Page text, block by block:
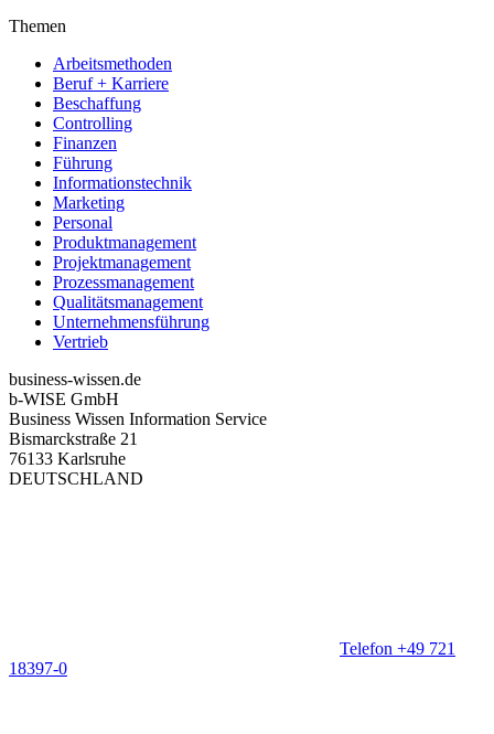
Themen
Arbeitsmethoden
Beruf + Karriere
Beschaffung
Controlling
Finanzen
Führung
Informationstechnik
Marketing
Personal
Produktmanagement
Projektmanagement
Prozessmanagement
Qualitätsmanagement
Unternehmensführung
Vertrieb
business-wissen.de
b-WISE GmbH
Business Wissen Information Service
Bismarckstraße 21
76133 Karlsruhe
DEUTSCHLAND
Telefon +49 721
18397-0